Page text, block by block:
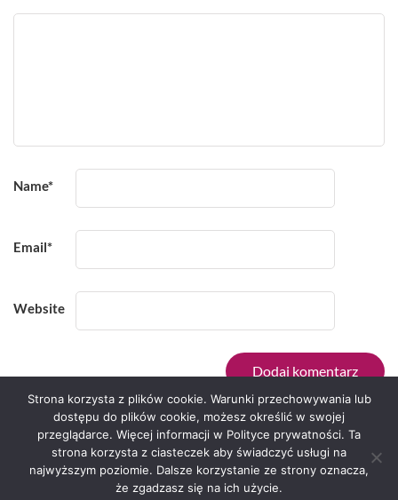
Name*
Email*
Website
Serwis zaprojektował Grzegorz Sztank .
Strona korzysta z plików cookie. Warunki przechowywania lub
dostępu do plików cookie, możesz określić w swojej
przeglądarce. Więcej informacji w Polityce prywatności. Ta
strona korzysta z ciasteczek aby świadczyć usługi na
najwyższym poziomie. Dalsze korzystanie ze strony oznacza,
że zgadzasz się na ich użycie.